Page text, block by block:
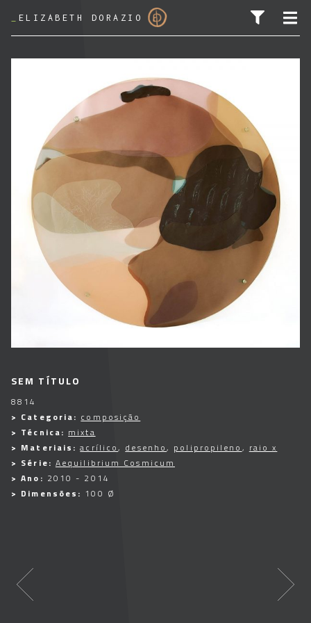
ELIZABETH DORAZIO
PESQUISAR POR:
SEM TÍTULO
8814
> Categoria: composição
> Técnica: mixta
> Materiais:acrílico, desenho, polipropileno , raio x
> Série: Aequilibrium Cosmicum
> Ano: 2010 - 2014
> Dimensões: 100 Ø